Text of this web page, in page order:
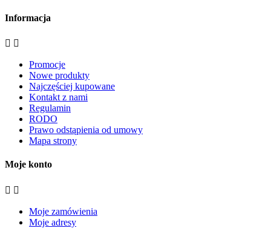
Informacja
 
Promocje
Nowe produkty
Najczęściej kupowane
Kontakt z nami
Regulamin
RODO
Prawo odstąpienia od umowy
Mapa strony
Moje konto
 
Moje zamówienia
Moje adresy